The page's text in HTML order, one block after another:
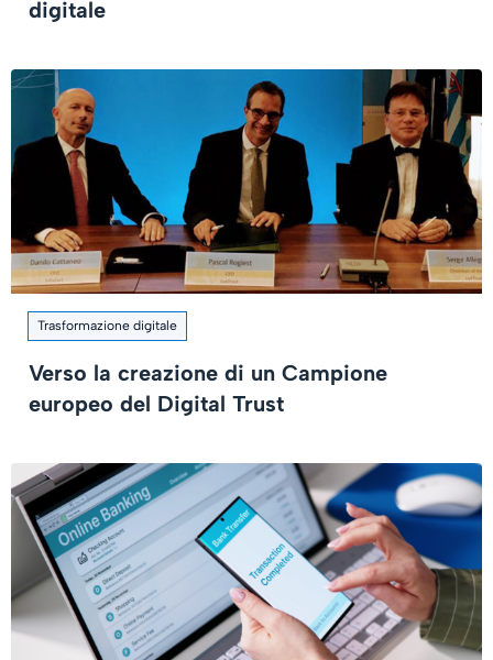
digitale
Trasformazione digitale
Verso la creazione di un Campione
europeo del Digital Trust